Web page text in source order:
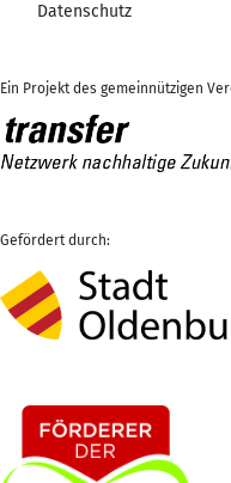
Datenschutz
Ein Projekt des gemeinnützigen
Gefördert durch: